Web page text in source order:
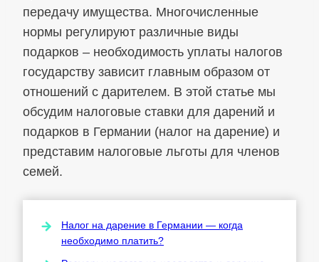
передачу имущества. Многочисленные
нормы регулируют различные виды
подарков – необходимость уплаты налогов
государству зависит главным образом от
отношений с дарителем. В этой статье мы
обсудим налоговые ставки для дарений и
подарков в Германии (налог на дарение) и
представим налоговые льготы для членов
семей.
Налог на дарение в Германии — когда
необходимо платить?